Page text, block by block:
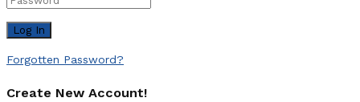
Forgotten Password?
Create New Account!